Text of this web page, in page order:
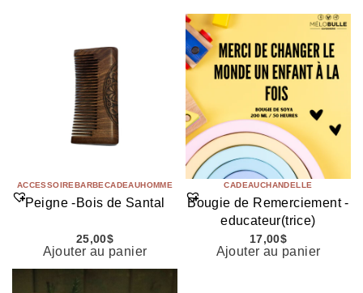
ACCESSOIREBARBECADEAUHOMME
Peigne -Bois de Santal
25,00$
Ajouter au panier
CADEAUCHANDELLE
Bougie de Remerciement -
educateur(trice)
17,00$
Ajouter au panier